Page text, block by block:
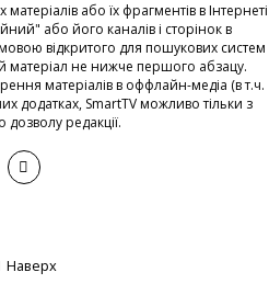
або їх фрагментів в Інтернеті
або його каналів і сторінок в
відкритого для пошукових систем
матеріал не нижче першого абзацу.
матеріалів в оффлайн-медіа (в т.ч.
додатках, SmartTV можливо тільки з
редакції.
Наверх